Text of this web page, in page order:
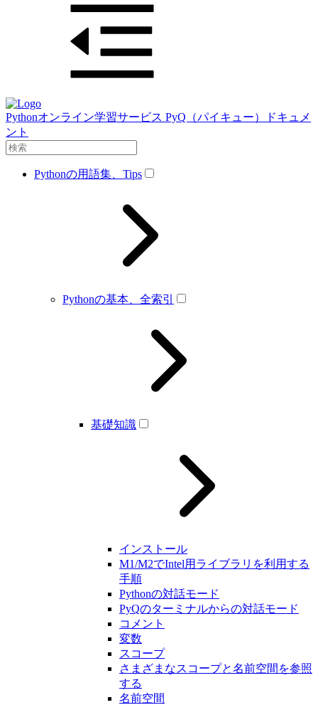
Pythonオンライン学習サービス PyQ（パイキュー）ドキュメ
ント
Pythonの用語集、Tips
Pythonの基本、全索引
基礎知識
インストール
M1/M2でIntel用ライブラリを利用する
手順
Pythonの対話モード
PyQのターミナルからの対話モード
コメント
変数
スコープ
さまざまなスコープと名前空間を参照
する
名前空間